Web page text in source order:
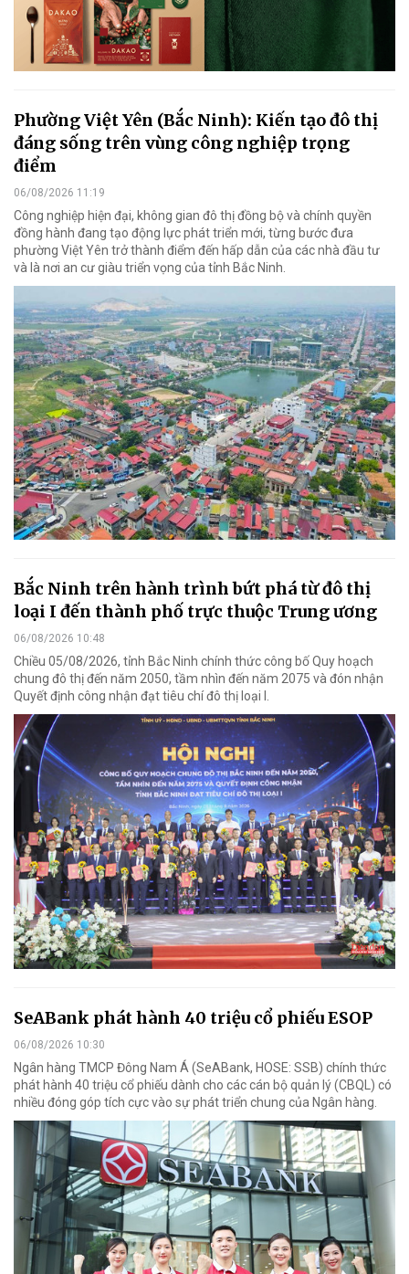
Phường Việt Yên (Bắc Ninh): Kiến tạo đô thị
đáng sống trên vùng công nghiệp trọng
điểm
06/08/2026 11:19
Công nghiệp hiện đại, không gian đô thị đồng bộ và chính quyền
đồng hành đang tạo động lực phát triển mới, từng bước đưa
phường Việt Yên trở thành điểm đến hấp dẫn của các nhà đầu tư
và là nơi an cư giàu triển vọng của tỉnh Bắc Ninh.
Bắc Ninh trên hành trình bứt phá từ đô thị
loại I đến thành phố trực thuộc Trung ương
06/08/2026 10:48
Chiều 05/08/2026, tỉnh Bắc Ninh chính thức công bố Quy hoạch
chung đô thị đến năm 2050, tầm nhìn đến năm 2075 và đón nhận
Quyết định công nhận đạt tiêu chí đô thị loại I.
SeABank phát hành 40 triệu cổ phiếu ESOP
06/08/2026 10:30
Ngân hàng TMCP Đông Nam Á (SeABank, HOSE: SSB) chính thức
phát hành 40 triệu cổ phiếu dành cho các cán bộ quản lý (CBQL) có
nhiều đóng góp tích cực vào sự phát triển chung của Ngân hàng.